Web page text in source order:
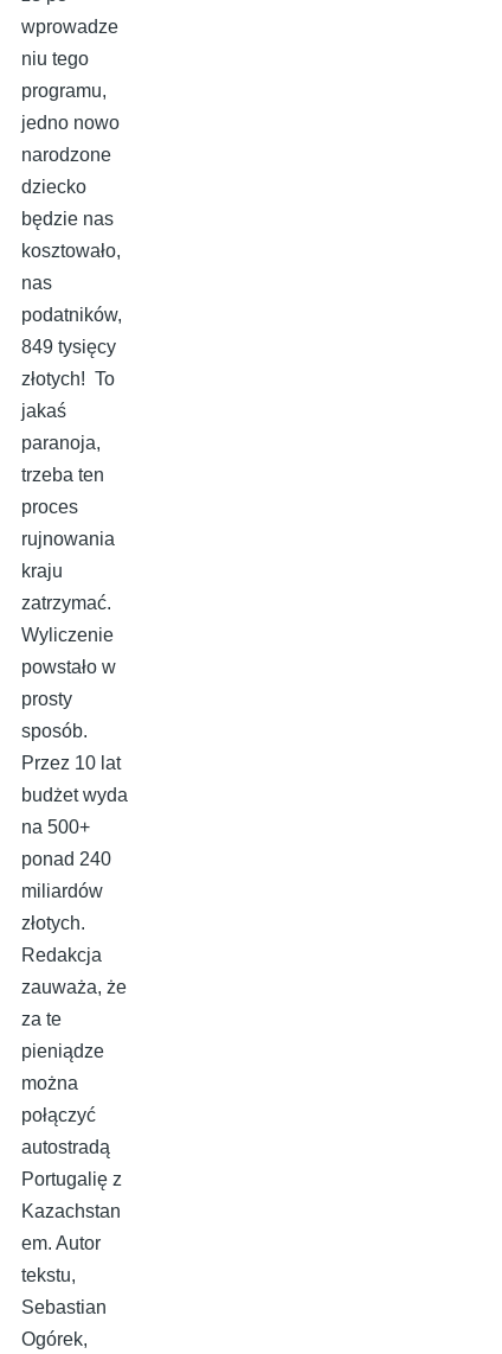
wprowadze
niu tego
programu,
jedno nowo
narodzone
dziecko
będzie nas
kosztowało,
nas
podatników,
849 tysięcy
złotych! To
jakaś
paranoja,
trzeba ten
proces
rujnowania
kraju
zatrzymać.
Wyliczenie
powstało w
prosty
sposób.
Przez 10 lat
budżet wyda
na 500+
ponad 240
miliardów
złotych.
Redakcja
zauważa, że
za te
pieniądze
można
połączyć
autostradą
Portugalię z
Kazachstan
em. Autor
tekstu,
Sebastian
Ogórek,